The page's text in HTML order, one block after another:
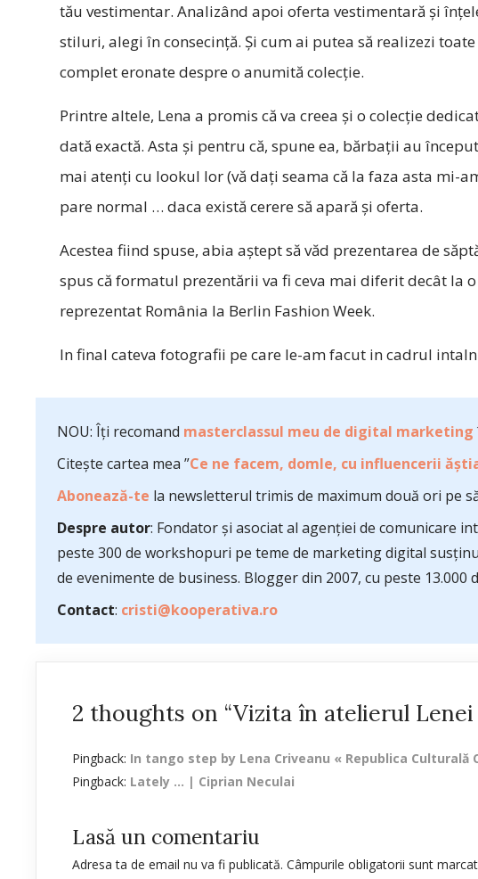
tău vestimentar. Analizând apoi oferta vestimentară și
stiluri, alegi în consecință. Și cum ai putea să realizezi
complet eronate despre o anumită colecție.
Printre altele, Lena a promis că va creea și o colecție
dată exactă. Asta și pentru că, spune ea, bărbații au
mai atenți cu lookul lor (vă dați seama că la faza asta mi-
pare normal … daca există cerere să apară și oferta.
Acestea fiind spuse, abia aştept să văd prezentarea de
spus că formatul prezentării va fi ceva mai diferit decât la
reprezentat România la Berlin Fashion Week.
In final cateva fotografii pe care le-am facut in cadrul
NOU: Îți recomand masterclassul meu de digital marketing
Citește cartea mea ”Ce ne facem, domle, cu influencerii
Abonează-te la newsletterul trimis de maximum două ori pe
Despre autor: Fondator și asociat al agenției de comunicare
peste 300 de workshopuri pe teme de marketing digital
de evenimente de business. Blogger din 2007, cu peste 13.000
Contact: cristi@kooperativa.ro
2 thoughts on “Vizita în atelierul Lenei
Pingback: In tango step by Lena Criveanu « Republica Culturală
Pingback: Lately … | Ciprian Neculai
Lasă un comentariu
Adresa ta de email nu va fi publicată. Câmpurile obligatorii sunt